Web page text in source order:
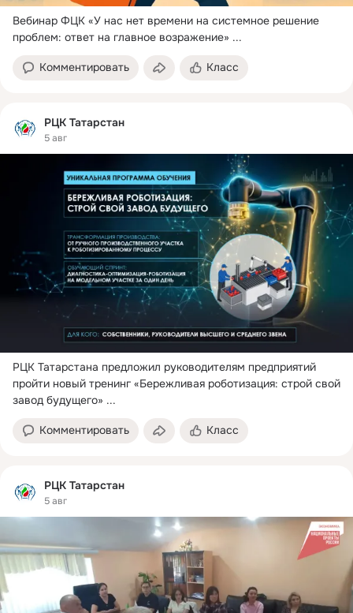
Вебинар ФЦК «У нас нет времени на системное решение
проблем: ответ на главное возражение» ...
Комментировать Класс
РЦК Татарстан
5 авг
РЦК Татарстана предложил руководителям предприятий
пройти новый тренинг «Бережливая роботизация: строй свой
завод будущего» ...
Комментировать Класс
РЦК Татарстан
5 авг